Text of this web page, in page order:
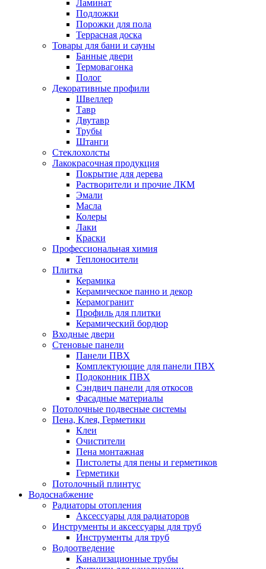
Ламинат
Подложки
Порожки для пола
Террасная доска
Товары для бани и сауны
Банные двери
Термовагонка
Полог
Декоративные профили
Швеллер
Тавр
Двутавр
Трубы
Штанги
Стеклохолсты
Лакокрасочная продукция
Покрытие для дерева
Растворители и прочие ЛКМ
Эмали
Масла
Колеры
Лаки
Краски
Профессиональная химия
Теплоносители
Плитка
Керамика
Керамическое панно и декор
Керамогранит
Профиль для плитки
Керамический бордюр
Входные двери
Стеновые панели
Панели ПВХ
Комплектующие для панели ПВХ
Подоконник ПВХ
Сэндвич панели для откосов
Фасадные материалы
Потолочные подвесные системы
Пена, Клея, Герметики
Клеи
Очистители
Пена монтажная
Пистолеты для пены и герметиков
Герметики
Потолочный плинтус
Водоснабжение
Радиаторы отопления
Аксессуары для радиаторов
Инструменты и аксессуары для труб
Инструменты для труб
Водоотведение
Канализационные трубы